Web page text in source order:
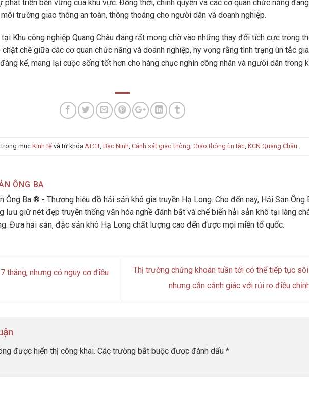
triển bền vững của khu vực. Đồng thời, chính quyền và các cơ quan chức năng
trường giao thông an toàn, thông thoáng cho người dân và doanh nghiệp.
Khu công nghiệp Quang Châu đang rất mong chờ vào những thay đổi tích cực trong
chẽ giữa các cơ quan chức năng và doanh nghiệp, hy vọng rằng tình trạng ùn tắc
kể, mang lại cuộc sống tốt hơn cho hàng chục nghìn công nhân và người dân trong
mục Kinh tếvà từ khóa ATGT, Bắc Ninh Cảnh sát giao thông Giao thông ùn tắc, KCN Quang Châu
ÔNG BA
Ông Ba ® - Thương hiệu đồ hải sản khô gia truyền Hạ Long. Cho đến nay, Hải Sản Ông
lưu giữ nét đẹp truyền thống văn hóa nghề đánh bắt và chế biến hải sản khô tại làng
Đưa hải sản, đặc sản khô Hạ Long chất lượng cao đến được mọi miền tổ quốc.
tháng, nhưng có nguy cơ điều
Thị trường chứng khoán tuần tới có thể tiếp tục
nhưng cần cảnh giác với rủi ro điều
được hiển thị công khai. Các trường bắt buộc được đánh dấu *